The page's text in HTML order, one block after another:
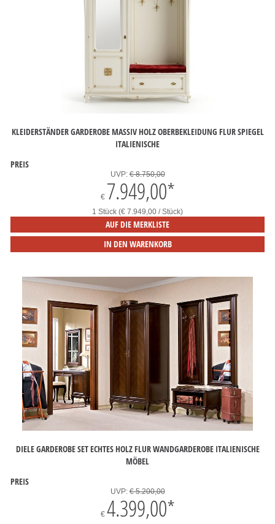
KLEIDERSTÄNDER GARDEROBE MASSIV HOLZ OBERBEKLEIDUNG FLUR SPIEGEL
ITALIENISCHE
PREIS
UVP:€ 8.750,00
€ 7.949,00*
1 Stück (€ 7.949,00 / Stück)
AUF DIE MERKLISTE
IN DEN WARENKORB
DIELE GARDEROBE SET ECHTES HOLZ FLUR WANDGARDEROBE ITALIENISCHE
MÖBEL
PREIS
UVP:€ 5.200,00
€ 4.399,00*